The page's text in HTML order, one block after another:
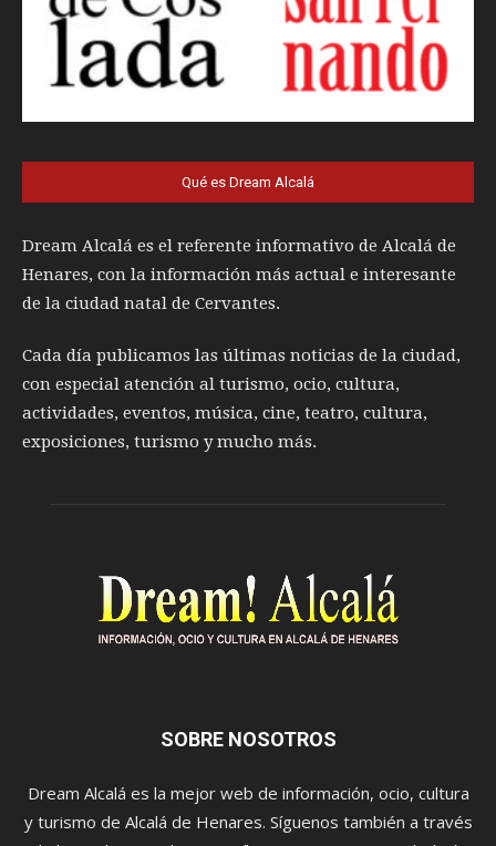
Qué es Dream Alcalá
Dream Alcalá es el referente informativo de Alcalá de
Henares, con la información más actual e interesante
de la ciudad natal de Cervantes.
Cada día publicamos las últimas noticias de la ciudad,
con especial atención al turismo, ocio, cultura,
actividades, eventos, música, cine, teatro, cultura,
exposiciones, turismo y mucho más.
SOBRE NOSOTROS
Dream Alcalá es la mejor web de información, ocio, cultura
y turismo de Alcalá de Henares. Síguenos también a través